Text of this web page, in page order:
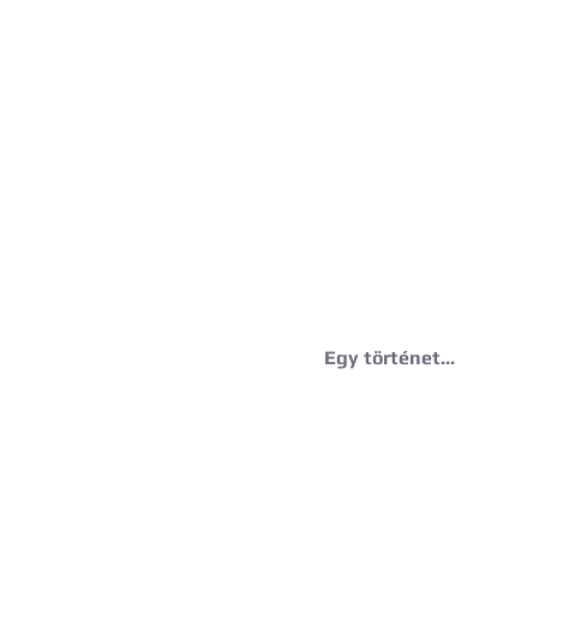
Egy történet...